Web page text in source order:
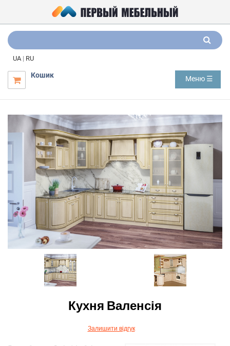
UA | RU

Кошик Меню ☰
Кухня Валенсія
Залишити відгук